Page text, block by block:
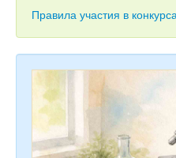
Книги
Игры
Учитель
Правила участия в